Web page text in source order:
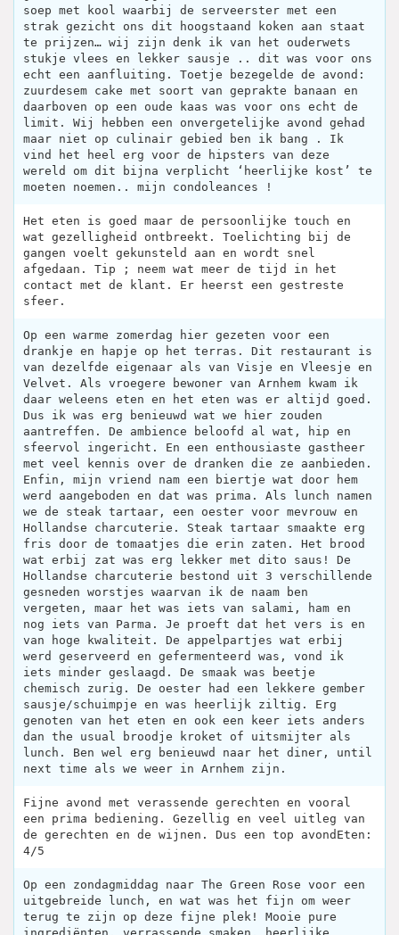
soep met kool waarbij de serveerster met een
strak gezicht ons dit hoogstaand koken aan staat
te prijzen… wij zijn denk ik van het ouderwets
stukje vlees en lekker sausje .. dit was voor ons
echt een aanfluiting. Toetje bezegelde de avond:
zuurdesem cake met soort van geprakte banaan en
daarboven op een oude kaas was voor ons echt de
limit. Wij hebben een onvergetelijke avond gehad
maar niet op culinair gebied ben ik bang . Ik
vind het heel erg voor de hipsters van deze
wereld om dit bijna verplicht ‘heerlijke kost’ te
moeten noemen.. mijn condoleances !
Het eten is goed maar de persoonlijke touch en
wat gezelligheid ontbreekt. Toelichting bij de
gangen voelt gekunsteld aan en wordt snel
afgedaan. Tip ; neem wat meer de tijd in het
contact met de klant. Er heerst een gestreste
sfeer.
Op een warme zomerdag hier gezeten voor een
drankje en hapje op het terras. Dit restaurant is
van dezelfde eigenaar als van Visje en Vleesje en
Velvet. Als vroegere bewoner van Arnhem kwam ik
daar weleens eten en het eten was er altijd goed.
Dus ik was erg benieuwd wat we hier zouden
aantreffen. De ambience beloofd al wat, hip en
sfeervol ingericht. En een enthousiaste gastheer
met veel kennis over de dranken die ze aanbieden.
Enfin, mijn vriend nam een biertje wat door hem
werd aangeboden en dat was prima. Als lunch namen
we de steak tartaar, een oester voor mevrouw en
Hollandse charcuterie. Steak tartaar smaakte erg
fris door de tomaatjes die erin zaten. Het brood
wat erbij zat was erg lekker met dito saus! De
Hollandse charcuterie bestond uit 3 verschillende
gesneden worstjes waarvan ik de naam ben
vergeten, maar het was iets van salami, ham en
nog iets van Parma. Je proeft dat het vers is en
van hoge kwaliteit. De appelpartjes wat erbij
werd geserveerd en gefermenteerd was, vond ik
iets minder geslaagd. De smaak was beetje
chemisch zurig. De oester had een lekkere gember
sausje/schuimpje en was heerlijk ziltig. Erg
genoten van het eten en ook een keer iets anders
dan the usual broodje kroket of uitsmijter als
lunch. Ben wel erg benieuwd naar het diner, until
next time als we weer in Arnhem zijn.
Fijne avond met verassende gerechten en vooral
een prima bediening. Gezellig en veel uitleg van
de gerechten en de wijnen. Dus een top avondEten:
4/5
Op een zondagmiddag naar The Green Rose voor een
uitgebreide lunch, en wat was het fijn om weer
terug te zijn op deze fijne plek! Mooie pure